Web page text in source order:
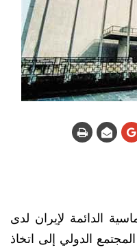
الدائمة لإيران لدى
الدولي إلى اتخاذ